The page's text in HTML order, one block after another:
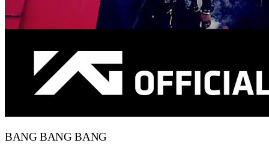
BANG BANG BANG